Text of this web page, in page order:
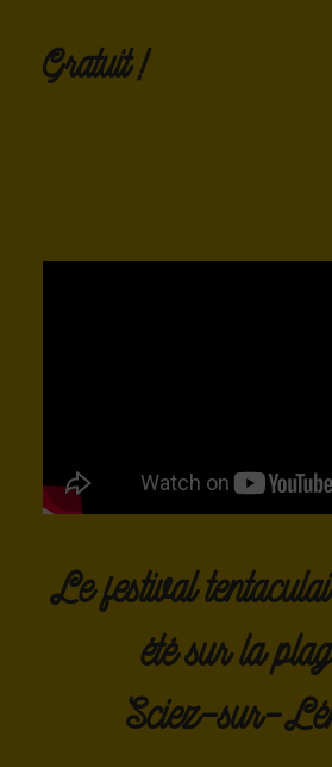
Gratuit !
Le festival
été sur la
Sciez-sur-